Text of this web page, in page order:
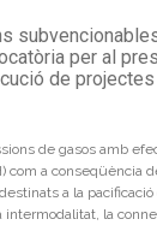
per al
de
de gasos amb
com a conseqüència
a la
intermodalitat, la